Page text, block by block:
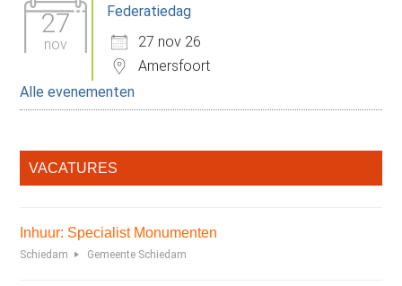
27
nov
Federatiedag
27 nov 26
Amersfoort
Alle evenementen
VACATURES
Inhuur: Specialist Monumenten
Schiedam Gemeente Schiedam